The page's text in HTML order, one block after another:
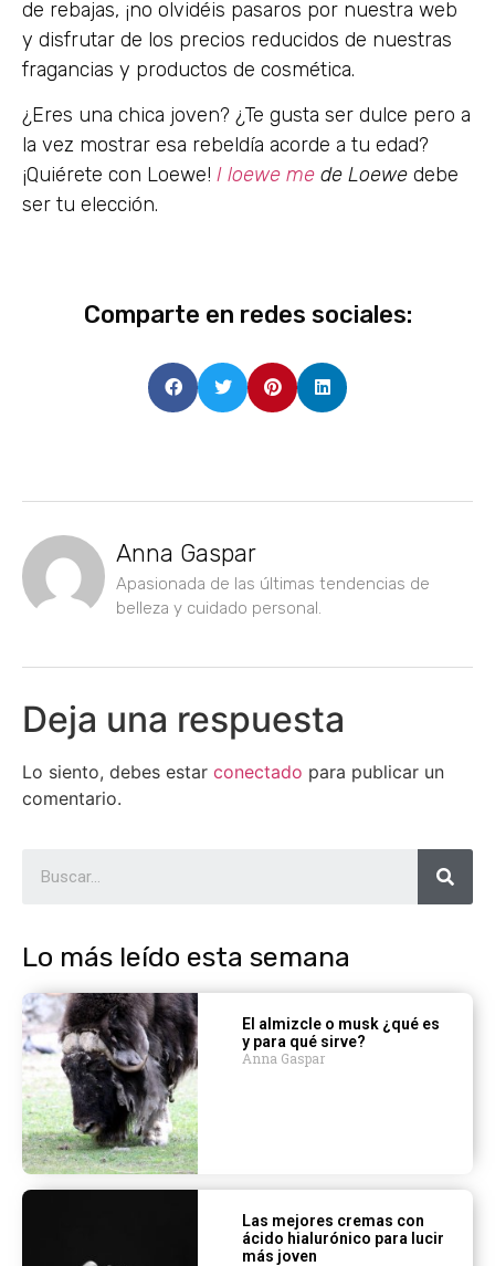
de rebajas, ¡no olvidéis pasaros por nuestra web
y disfrutar de los precios reducidos de nuestras
fragancias y productos de cosmética.
¿Eres una chica joven? ¿Te gusta ser dulce pero a
la vez mostrar esa rebeldía acorde a tu edad?
¡Quiérete con Loewe! I loewe me de Loewe debe
ser tu elección.
Comparte en redes sociales:
Anna Gaspar
Apasionada de las últimas tendencias de
belleza y cuidado personal.
Deja una respuesta
Lo siento, debes estar conectado para publicar un
comentario.
Lo más leído esta semana
El almizcle o musk ¿qué es
y para qué sirve?
Anna Gaspar
Las mejores cremas con
ácido hialurónico para lucir
más joven